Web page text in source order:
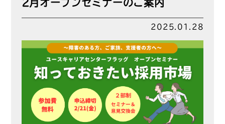
2月オープンセミナーのご案内
2025.01.28